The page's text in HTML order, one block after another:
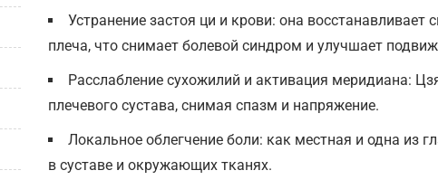
Устранение застоя ци и крови: она
плеча, что снимает болевой синдром и улучшает
Расслабление сухожилий и активация меридиана:
плечевого сустава, снимая спазм и напряжение.
Локальное облегчение боли: как местная и одна из
в суставе и окружающих тканях.